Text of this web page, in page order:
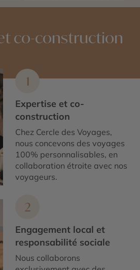
co-construction
1
Expertise et co-
construction
Chez Cercle des Voyages,
nous concevons des voyages
100% personnalisables, en
collaboration étroite avec nos
voyageurs.
2
Engagement local et
responsabilité sociale
Nous collaborons